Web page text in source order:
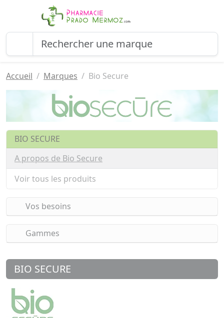
Accueil Marques Bio Secure
BIO SECURE
A propos de Bio Secure
Voir tous les produits
Vos besoins
Gammes
BIO SECURE